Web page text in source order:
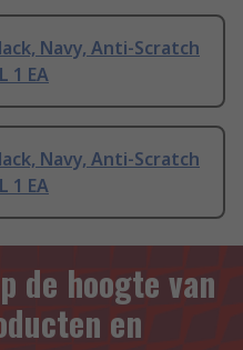
Navy, Anti-Scratch
1 EA
Navy, Anti-Scratch
1 EA
de hoogte van
en